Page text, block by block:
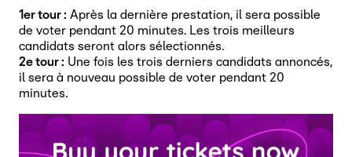
1er tour : Après la dernière prestation, il sera possible
de voter pendant 20 minutes. Les trois meilleurs
candidats seront alors sélectionnés.
2e tour : Une fois les trois derniers candidats annoncés,
il sera à nouveau possible de voter pendant 20
minutes.